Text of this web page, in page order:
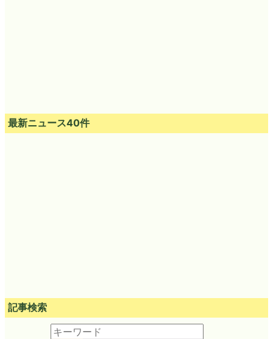
最新ニュース40件
記事検索